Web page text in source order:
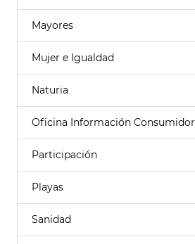
Mayores
Mujer e Igualdad
Naturia
Oficina Información Consumidor
Participación
Playas
Sanidad